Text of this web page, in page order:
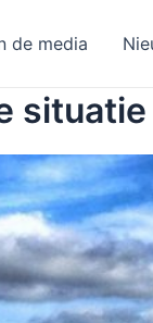
de media